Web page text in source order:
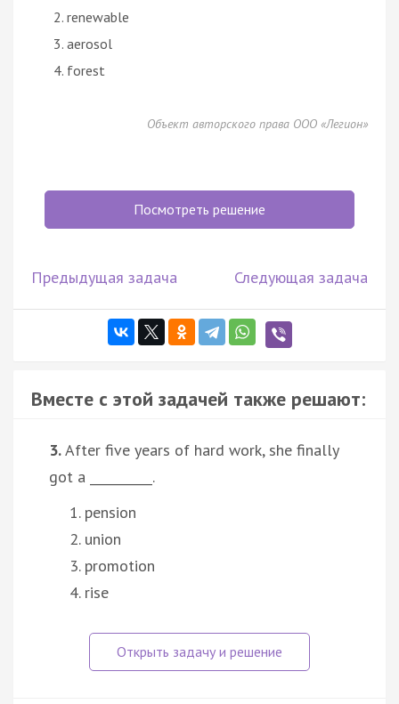
renewable
aerosol
forest
Объект авторского права ООО «Легион»
Посмотреть решение
Предыдущая задача Следующая задача
Вместе с этой задачей также решают:
3.After five years of hard work, she finally
got a __________.
pension
union
promotion
rise